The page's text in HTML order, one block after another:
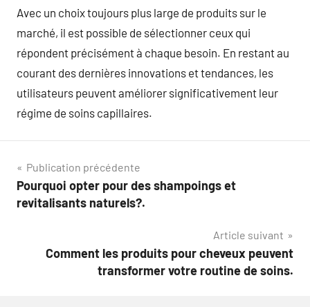
Avec un choix toujours plus large de produits sur le
marché, il est possible de sélectionner ceux qui
répondent précisément à chaque besoin. En restant au
courant des dernières innovations et tendances, les
utilisateurs peuvent améliorer significativement leur
régime de soins capillaires.
Navigation
de
Publication précédente
Pourquoi opter pour des shampoings et
revitalisants naturels?.
Article suivant
Comment les produits pour cheveux peuvent
transformer votre routine de soins.